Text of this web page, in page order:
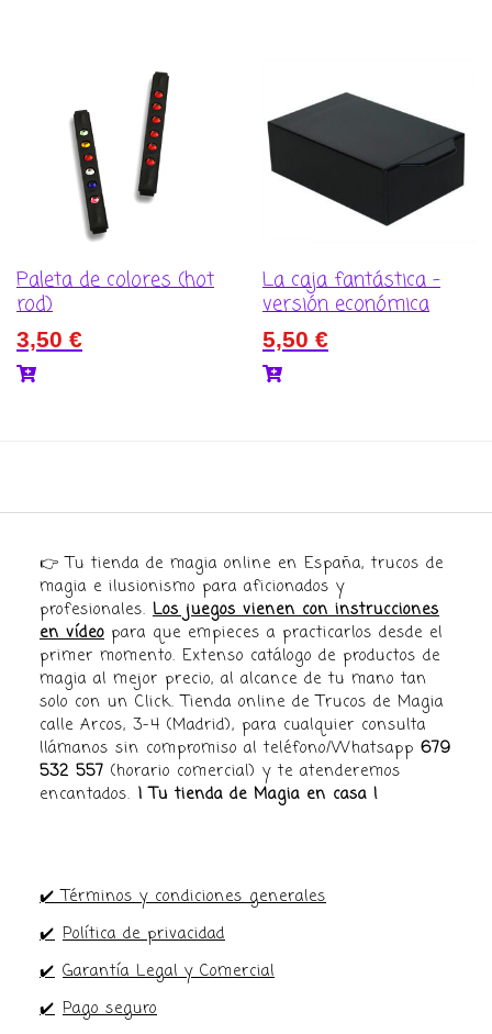
Paleta de colores (hot
rod)
3,50 €
La caja fantástica –
versión económica
5,50 €
👉 Tu tienda de magia online en España, trucos de
magia e ilusionismo para aficionados y
profesionales. Los juegos vienen con instrucciones
en vídeo para que empieces a practicarlos desde el
primer momento. Extenso catálogo de productos de
magia al mejor precio, al alcance de tu mano tan
solo con un Click. Tienda online de Trucos de Magia
calle Arcos, 3-4 (Madrid), para cualquier consulta
llámanos sin compromiso al teléfono/Whatsapp 679
532 557 (horario comercial) y te atenderemos
encantados. ¡ Tu tienda de Magia en casa !
✔️ Términos y condiciones generales
✔️ Política de privacidad
✔️ Garantía Legal y Comercial
✔️ Pago seguro